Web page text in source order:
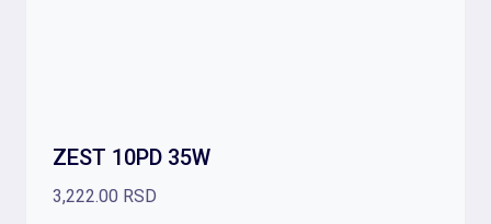
ZEST 10PD 35W
3,222.00 RSD